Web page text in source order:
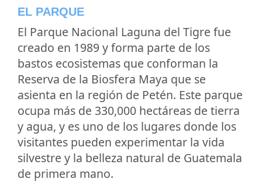
EL PARQUE
El Parque Nacional Laguna del Tigre fue
creado en 1989 y forma parte de los
bastos ecosistemas que conforman la
Reserva de la Biosfera Maya que se
asienta en la región de Petén. Este parque
ocupa más de 330,000 hectáreas de tierra
y agua, y es uno de los lugares donde los
visitantes pueden experimentar la vida
silvestre y la belleza natural de Guatemala
de primera mano.